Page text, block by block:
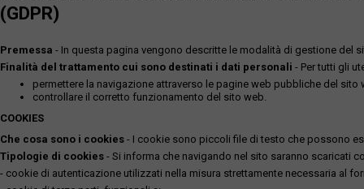
(GDPR)
Premessa - In questa pagina vengono descritte le modalità di gestione del
Finalità del trattamento cui sono destinati i dati personali - Per tutti gli
permettere la navigazione attraverso le pagine web pubbliche del sito
controllare il corretto funzionamento del sito web.
COOKIES
Che cosa sono i cookies - I cookie sono piccoli file di testo che possono
Tipologie di cookies - Si informa che navigando nel sito saranno scaricati
- cookie di autenticazione utilizzati nella misura strettamente necessaria al